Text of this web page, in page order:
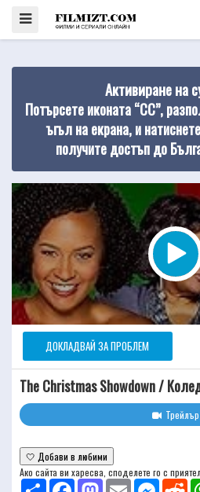
Активиране на
Потърсете иконата “CC”,
ъгъл на екрана, и
получите достъп до
ДОКЛАДВАЙ ЗА ПРОБЛЕМ
The Christmas Showdown /
Трейлър
🤍 Добави в любими
Ако сайта ви харесва, споделете го с
Share
FacebookMastodonEmail Messenger